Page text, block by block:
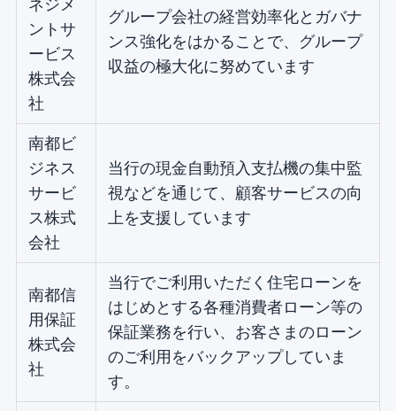
ネジメ
ントサ
ービス
株式会
社
グループ会社の経営効率化とガバナ
ンス強化をはかることで、グループ
収益の極大化に努めています
南都ビ
ジネス
サービ
ス株式
会社
当行の現金自動預入支払機の集中監
視などを通じて、顧客サービスの向
上を支援しています
南都信
用保証
株式会
社
当行でご利用いただく住宅ローンを
はじめとする各種消費者ローン等の
保証業務を行い、お客さまのローン
のご利用をバックアップしていま
す。